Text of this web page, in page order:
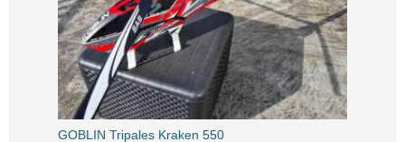
GOBLIN Tripales Kraken 550